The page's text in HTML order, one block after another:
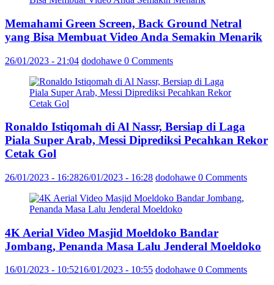
Memahami Green Screen, Back Ground Netral
yang Bisa Membuat Video Anda Semakin Menarik
26/01/2023 - 21:04 dodohawe 0 Comments
Ronaldo Istiqomah di Al Nassr, Bersiap di Laga
Piala Super Arab, Messi Diprediksi Pecahkan Rekor
Cetak Gol
26/01/2023 - 16:2826/01/2023 - 16:28 dodohawe 0 Comments
4K Aerial Video Masjid Moeldoko Bandar
Jombang, Penanda Masa Lalu Jenderal Moeldoko
16/01/2023 - 10:5216/01/2023 - 10:55 dodohawe 0 Comments